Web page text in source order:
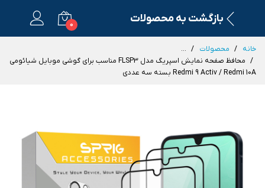
بازگشت به محصولات 0
خانه محصولات
...
محافظ صفحه نمایش اسپریگ مدل FLSP3 مناسب برای گوشی موبایل شیائومی
Redmi 9 Activ / Redmi 10A بسته سه عددی